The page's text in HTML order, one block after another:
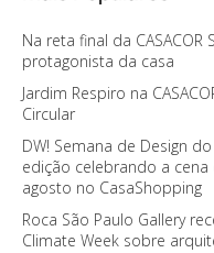
Na reta final da
protagonista da casa
Jardim Respiro na
Circular
DW! Semana de Design
edição celebrando a
agosto no CasaShopping
Roca São Paulo Gallery
Climate Week sobre